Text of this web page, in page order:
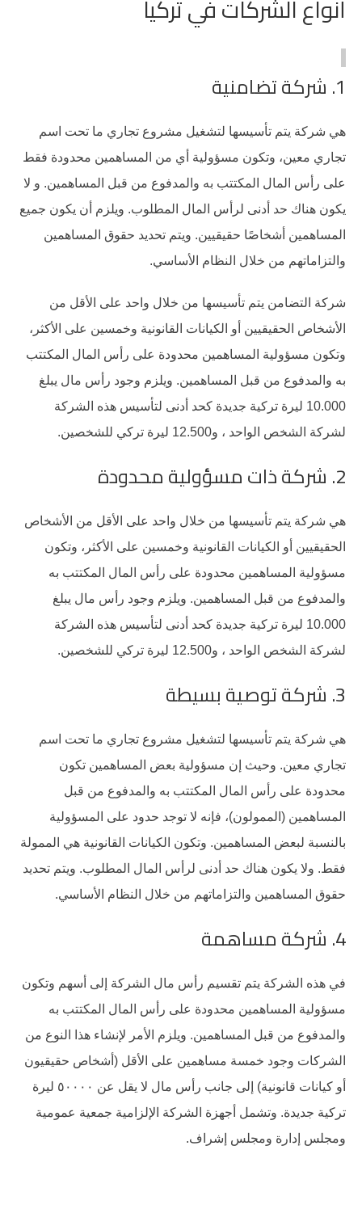
أنواع الشركات في تركيا
1. شركة تضامنية
هي شركة يتم تأسيسها لتشغيل مشروع تجاري ما تحت اسم
تجاري معين، وتكون مسؤولية أي من المساهمين محدودة فقط
على رأس المال المكتتب به والمدفوع من قبل المساهمين. و لا
يكون هناك حد أدنى لرأس المال المطلوب. ويلزم أن يكون جميع
المساهمين أشخاصًا حقيقيين. ويتم تحديد حقوق المساهمين
والتزاماتهم من خلال النظام الأساسي.
شركة التضامن يتم تأسيسها من خلال واحد على الأقل من
الأشخاص الحقيقيين أو الكيانات القانونية وخمسين على الأكثر،
وتكون مسؤولية المساهمين محدودة على رأس المال المكتتب
به والمدفوع من قبل المساهمين. ويلزم وجود رأس مال يبلغ
10.000 ليرة تركية جديدة كحد أدنى لتأسيس هذه الشركة
لشركة الشخص الواحد ، و12.500 ليرة تركي للشخصين.
2. شركة ذات مسؤولية محدودة
هي شركة يتم تأسيسها من خلال واحد على الأقل من الأشخاص
الحقيقيين أو الكيانات القانونية وخمسين على الأكثر، وتكون
مسؤولية المساهمين محدودة على رأس المال المكتتب به
والمدفوع من قبل المساهمين. ويلزم وجود رأس مال يبلغ
10.000 ليرة تركية جديدة كحد أدنى لتأسيس هذه الشركة
لشركة الشخص الواحد ، و12.500 ليرة تركي للشخصين.
3. شركة توصية بسيطة
هي شركة يتم تأسيسها لتشغيل مشروع تجاري ما تحت اسم
تجاري معين. وحيث إن مسؤولية بعض المساهمين تكون
محدودة على رأس المال المكتتب به والمدفوع من قبل
المساهمين (الممولون)، فإنه لا توجد حدود على المسؤولية
بالنسبة لبعض المساهمين. وتكون الكيانات القانونية هي الممولة
فقط. ولا يكون هناك حد أدنى لرأس المال المطلوب. ويتم تحديد
حقوق المساهمين والتزاماتهم من خلال النظام الأساسي.
4. شركة مساهمة
في هذه الشركة يتم تقسيم رأس مال الشركة إلى أسهم وتكون
مسؤولية المساهمين محدودة على رأس المال المكتتب به
والمدفوع من قبل المساهمين. ويلزم الأمر لإنشاء هذا النوع من
الشركات وجود خمسة مساهمين على الأقل (أشخاص حقيقيون
أو كيانات قانونية) إلى جانب رأس مال لا يقل عن ٥٠٠٠٠ ليرة
تركية جديدة. وتشمل أجهزة الشركة الإلزامية جمعية عمومية
ومجلس إدارة ومجلس إشراف.